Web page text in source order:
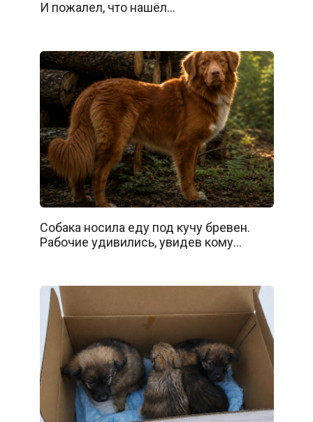
И пожалел, что нашёл…
Собака носила еду под кучу бревен.
Рабочие удивились, увидев кому…